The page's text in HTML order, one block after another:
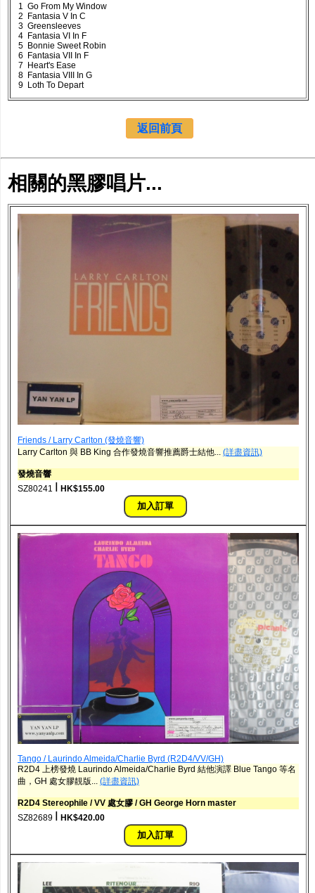
1 Go From My Window
2 Fantasia V In C
3 Greensleeves
4 Fantasia VI In F
5 Bonnie Sweet Robin
6 Fantasia VII In F
7 Heart's Ease
8 Fantasia VIII In G
9 Loth To Depart
返回前頁
相關的黑膠唱片...
Friends / Larry Carlton (發燒音響)
Larry Carlton 與 BB King 合作發燒音響推薦爵士結他... (詳盡資訊)
發燒音響
SZ80241 ǀ HK$155.00
Tango / Laurindo Almeida/Charlie Byrd (R2D4/VV/GH)
R2D4 上榜發燒 Laurindo Almeida/Charlie Byrd 結他演譯 Blue Tango 等名
曲，GH 處女膠靚版... (詳盡資訊)
R2D4 Stereophile / VV 處女膠 / GH George Horn master
SZ82689 ǀ HK$420.00